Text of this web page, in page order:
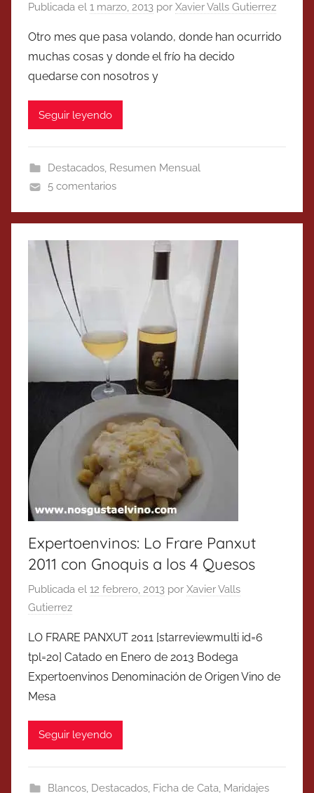
Publicada el 1 marzo, 2013 por Xavier Valls Gutierrez
Otro mes que pasa volando, donde han ocurrido
muchas cosas y donde el frío ha decido
quedarse con nosotros y
Seguir leyendo
Destacados, Resumen Mensual
5 comentarios
Expertoenvinos: Lo Frare Panxut
2011 con Gnoquis a los 4 Quesos
Publicada el 12 febrero, 2013 por Xavier Valls
Gutierrez
LO FRARE PANXUT 2011 [starreviewmulti id=6
tpl=20] Catado en Enero de 2013 Bodega
Expertoenvinos Denominación de Origen Vino de
Mesa
Seguir leyendo
Blancos, Destacados, Ficha de Cata, Maridajes